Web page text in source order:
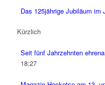
Das 125jährige Jubiläum im
Kürzlich
Seit fünf Jahrzehnten
18:27